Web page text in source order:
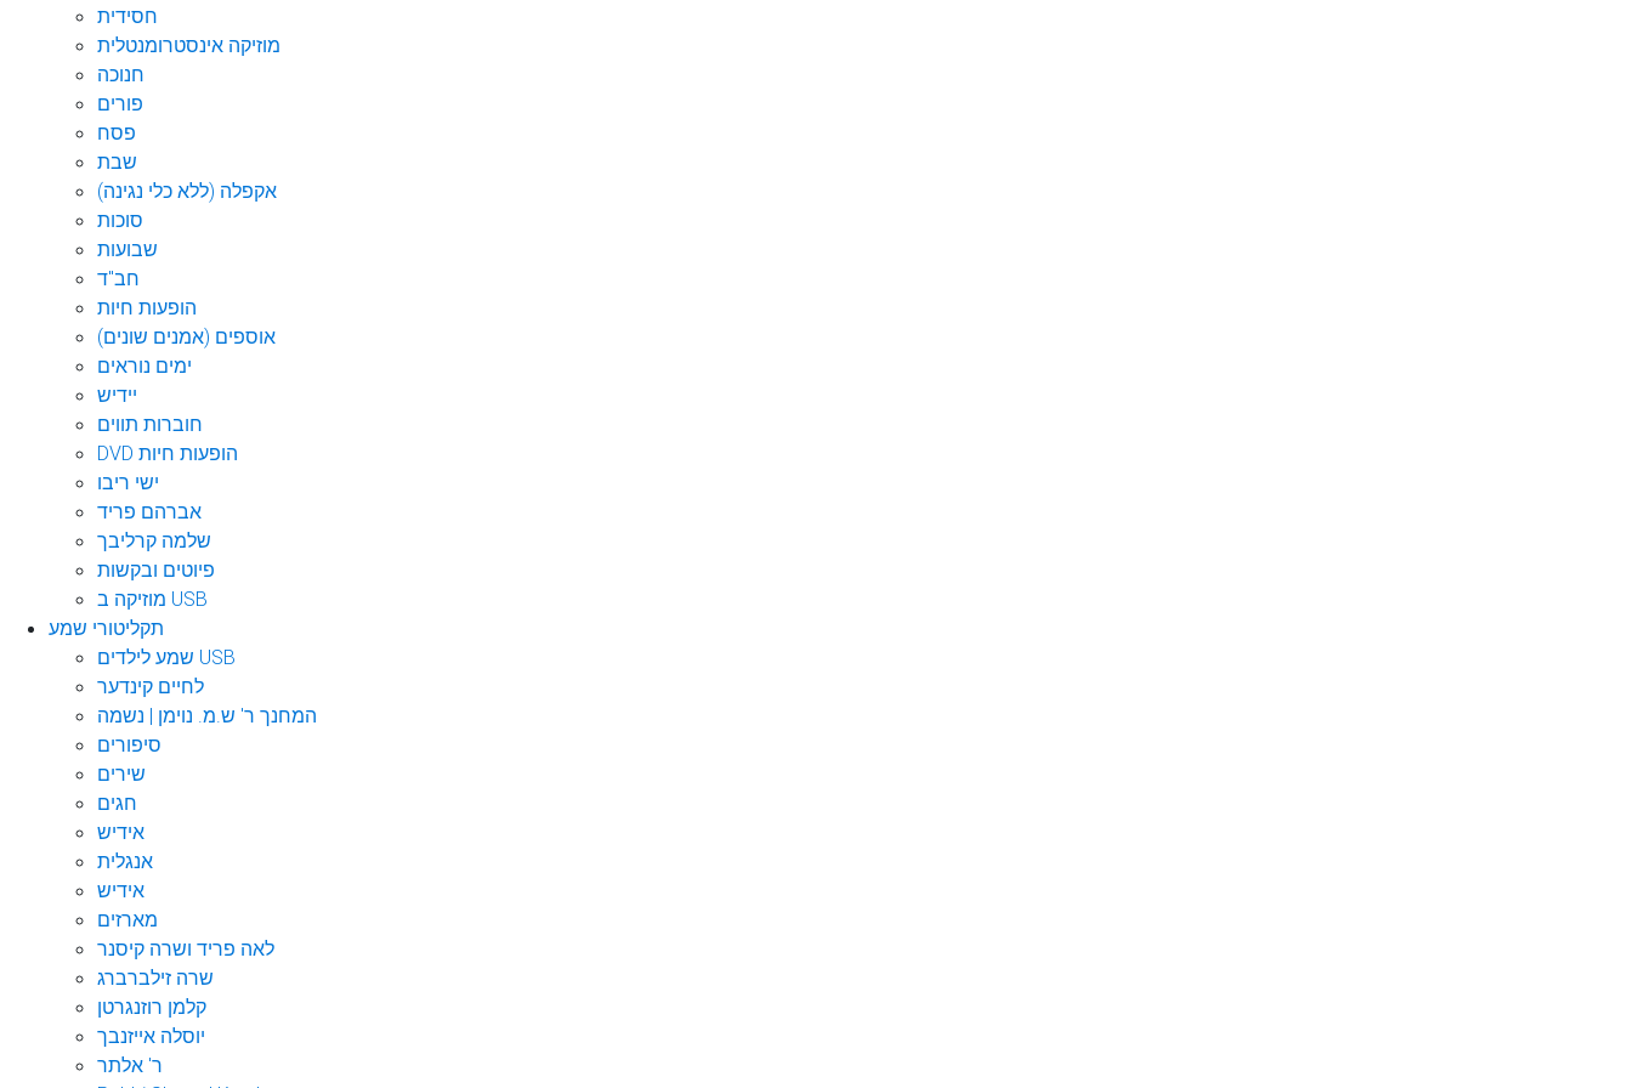
חסידית
מוזיקה אינסטרומנטלית
חנוכה
פורים
פסח
שבת
אקפלה (ללא כלי נגינה)
סוכות
שבועות
חב"ד
הופעות חיות
אוספים (אמנים שונים)
ימים נוראים
יידיש
חוברות תווים
DVD הופעות חיות
ישי ריבו
אברהם פריד
שלמה קרליבך
פיוטים ובקשות
מוזיקה ב USB
תקליטורי שמע
שמע לילדים USB
לחיים קינדער
המחנך ר' ש.מ. נוימן | נשמה
סיפורים
שירים
חגים
אידיש
אנגלית
אידיש
מארזים
לאה פריד ושרה קיסנר
שרה זילברברג
קלמן רוזנגרטן
יוסלה אייזנבך
ר' אלתר